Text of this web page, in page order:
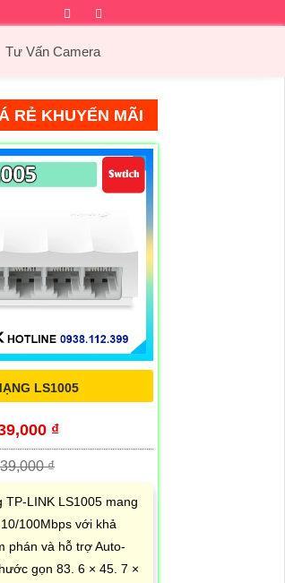
Facebook
Tư Vấn Camera
RẺ KHUYẾN MÃI
LS1005
₫
₫
TP-LINK LS1005 mang
100Mbps với khả
phán và hỗ trợ Auto-
gọn 83. 6 × 45. 7 ×